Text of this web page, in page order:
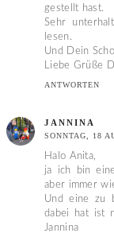
gestellt hast.
Sehr
lesen.
Und Dein
Liebe Grüße
ANTWORTEN
JANNINA
SONNTAG, 18
Halo Anita,
ja ich bin
aber immer
Und eine zu
dabei hat ist
Jannina